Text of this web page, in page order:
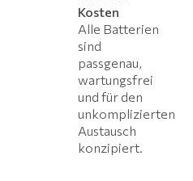
Kosten
Alle Batterien
sind
passgenau,
wartungsfrei
und für den
unkomplizierten
Austausch
konzipiert.